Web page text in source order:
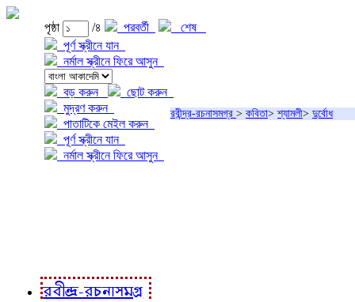
পৃষ্ঠা /৪ পরবর্তী
শেষ
পূর্ণ স্ক্রীনে যান
নর্মাল স্ক্রীনে ফিরে আসুন
বড় করুন
ছোট করুন
মুদ্রণ করুন
পাতাটিকে মেইল করুন
পূর্ণ স্ক্রীনে যান
নর্মাল স্ক্রীনে ফিরে আসুন
রবীন্দ্র-রচনাসমগ্র > কবিতা>শ্যামলী> দুর্বোধ
রবীন্দ্র-রচনাসমগ্র